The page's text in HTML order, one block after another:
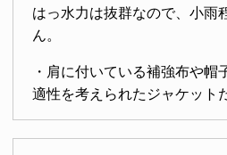
はっ水力は抜群なので、小雨
ん。
・肩に付いている補強布や帽
適性を考えられたジャケット